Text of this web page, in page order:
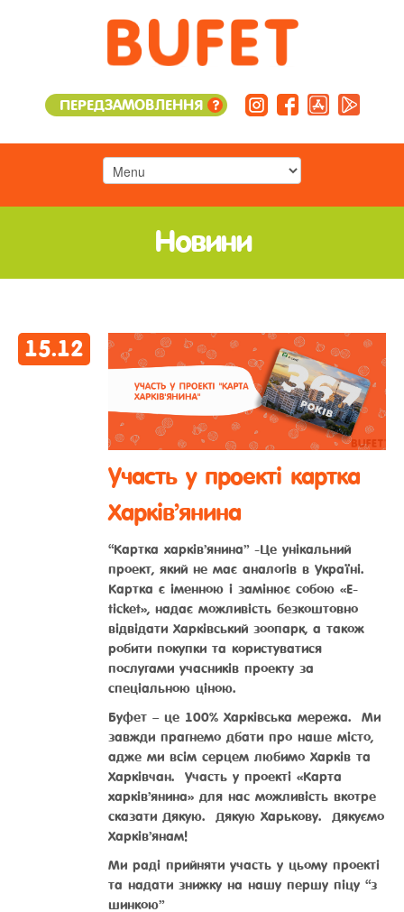
ПЕРЕДЗАМОВЛЕННЯ ?
Новини
15.12
Участь у проекті картка
Харків’янина
“Картка харків’янина” -Це унікальний
проект, який не має аналогів в Україні.
Картка є іменною і замінює собою «E-
ticket», надає можливість безкоштовно
відвідати Харківський зоопарк, а також
робити покупки та користуватися
послугами учасників проекту за
спеціальною ціною.
Буфет – це 100% Харківська мережа. Ми
завжди прагнемо дбати про наше місто,
адже ми всім серцем любимо Харків та
Харківчан. Участь у проекті «Карта
харків’янина» для нас можливість вкотре
сказати Дякую. Дякую Харькову. Дякуємо
Харків’янам!
Ми раді прийняти участь у цьому проекті
та надати знижку на нашу першу піцу “з
шинкою”